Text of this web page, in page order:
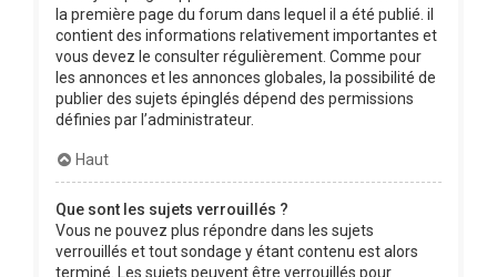
la première page du forum dans lequel il a été publié. il
contient des informations relativement importantes et
vous devez le consulter régulièrement. Comme pour
les annonces et les annonces globales, la possibilité de
publier des sujets épinglés dépend des permissions
définies par l’administrateur.
Haut
Que sont les sujets verrouillés ?
Vous ne pouvez plus répondre dans les sujets
verrouillés et tout sondage y étant contenu est alors
terminé. Les sujets peuvent être verrouillés pour